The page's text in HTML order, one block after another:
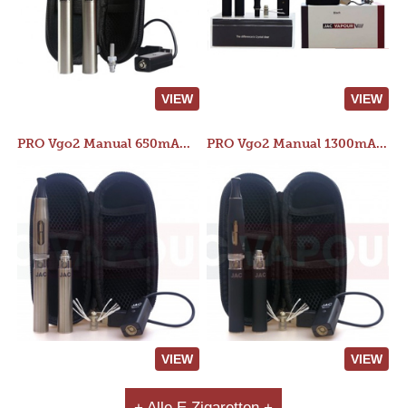
VIEW VIEW
PRO Vgo2 Manual 650mAh Kit
VIEW
PRO Vgo2 Manual 1300mAh Kit
VIEW